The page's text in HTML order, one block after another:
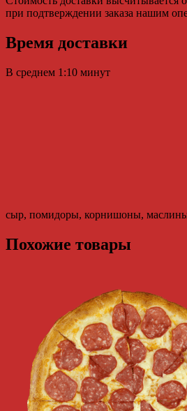
при подтверждении заказа нашим
Время доставки
В среднем 1:10 минут
сыр, помидоры, корнишоны,
Похожие товары